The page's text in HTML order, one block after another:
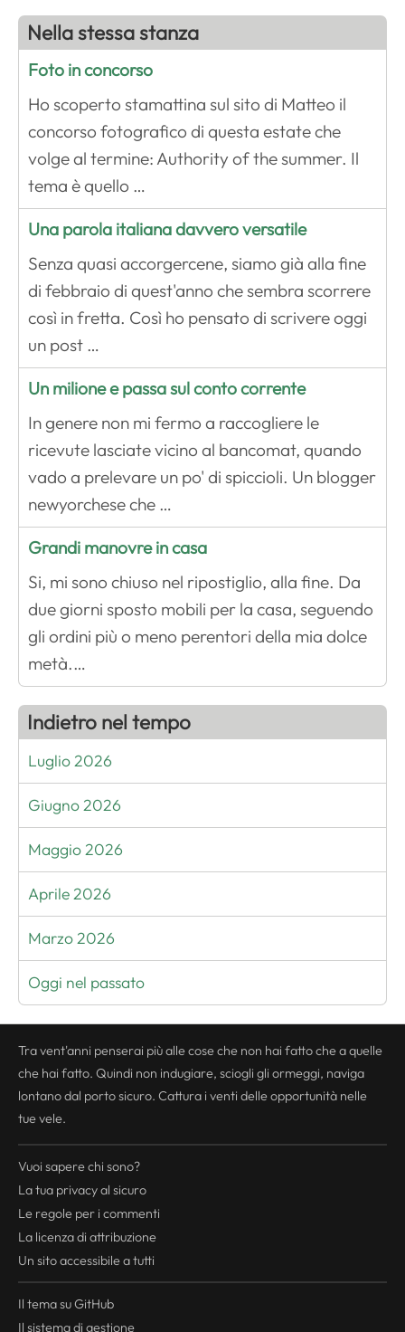
Nella stessa stanza
Foto in concorso
Ho scoperto stamattina sul sito di Matteo il
concorso fotografico di questa estate che
volge al termine: Authority of the summer. Il
tema è quello …
Una parola italiana davvero versatile
Senza quasi accorgercene, siamo già alla fine
di febbraio di quest'anno che sembra scorrere
così in fretta. Così ho pensato di scrivere oggi
un post …
Un milione e passa sul conto corrente
In genere non mi fermo a raccogliere le
ricevute lasciate vicino al bancomat, quando
vado a prelevare un po' di spiccioli. Un blogger
newyorchese che …
Grandi manovre in casa
Si, mi sono chiuso nel ripostiglio, alla fine. Da
due giorni sposto mobili per la casa, seguendo
gli ordini più o meno perentori della mia dolce
metà.…
Indietro nel tempo
Luglio 2026
Giugno 2026
Maggio 2026
Aprile 2026
Marzo 2026
Oggi nel passato
Tra vent'anni penserai più alle cose che non hai fatto che a quelle
che hai fatto. Quindi non indugiare, sciogli gli ormeggi, naviga
lontano dal porto sicuro. Cattura i venti delle opportunità nelle
tue vele.
Vuoi sapere chi sono?
La tua privacyal sicuro
Le regole per i commenti
La licenza di attribuzione
Un sito accessibile a tutti
Il tema su GitHub
Il sistema di gestione